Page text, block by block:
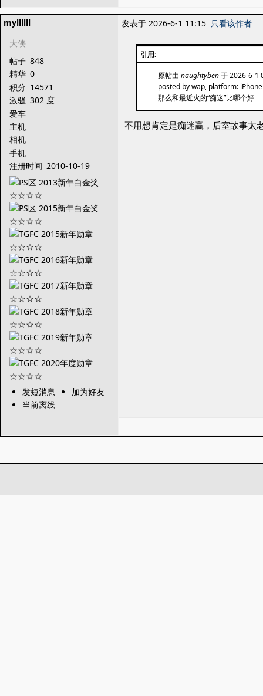
myllllll
大侠
帖子 848
精华 0
积分 14571
激骚 302 度
爱车
主机
相机
手机
注册时间 2010-10-19
发短消息
加为好友
当前离线
发表于 2026-6-1 11:15 只看该作者
引用:
原帖由 naughtyben于 2026-6-1
posted by wap, platform: iPhone
那么和最近火的“痴迷”比哪个好
不用想肯定是痴迷赢，后室故事太